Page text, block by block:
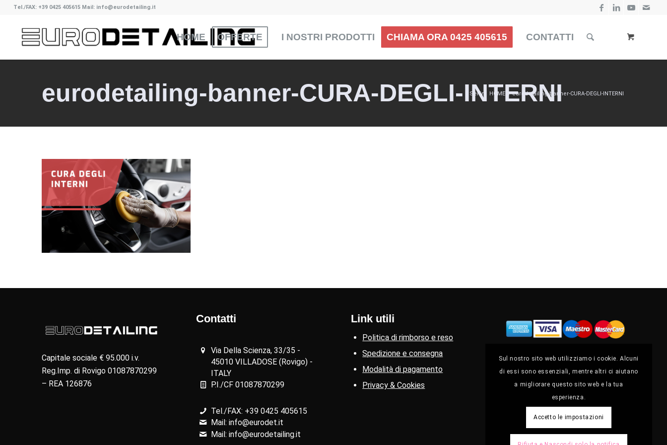
Tel./FAX: +39 0425 405615 Mail: info@eurodetailing.it
HOME OFFERTE I NOSTRI PRODOTTI CHIAMA ORA 0425 405615 CONTATTI
eurodetailing-banner-CURA-DEGLI-INTERNI
Sei in: HOME / eurodetailing-banner-CURA-DEGLI-INTERNI
Capitale sociale € 95.000 i.v.
Reg.Imp. di Rovigo 01087870299
– REA 126876
Contatti
Via Della Scienza, 33/35 -
45010 VILLADOSE (Rovigo) -
ITALY
P.I./CF 01087870299
Tel./FAX: +39 0425 405615
Mail: info@eurodet.it
Mail: info@eurodetailing.it
Link utili
Politica di rimborso e reso
Spedizione e consegna
Modalità di pagamento
Privacy & Cookies
Sul nostro sito web utilizziamo i cookie. Alcuni
di essi sono essenziali, mentre altri ci aiutano
a migliorare questo sito web e la tua
esperienza.
Accetto le impostazioni